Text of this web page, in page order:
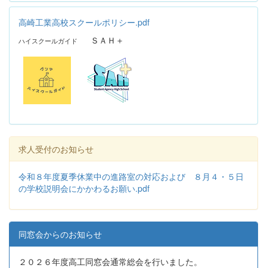
高崎工業高校スクールポリシー.pdf
ハイスクールガイド ＳＡＨ＋
求人受付のお知らせ
令和８年度夏季休業中の進路室の対応および ８月４・５日
の学校説明会にかかわるお願い.pdf
同窓会からのお知らせ
２０２６年度高工同窓会通常総会を行いました。